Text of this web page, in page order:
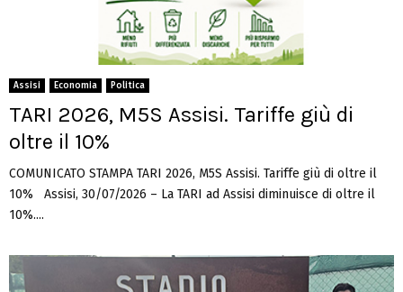
Assisi Economia Politica
TARI 2026, M5S Assisi. Tariffe giù di
oltre il 10%
COMUNICATO STAMPA TARI 2026, M5S Assisi. Tariffe giù di oltre il
10% Assisi, 30/07/2026 – La TARI ad Assisi diminuisce di oltre il
10%....